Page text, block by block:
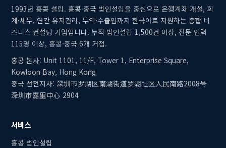
1993년 홍콩 설립. 홍콩·중국 법인설립을 중심으로 은행계좌 개설, 회
계·세무, 연간 유지관리, 무역·수출입까지 한국어로 지원하는 종합 비
즈니스 컨설팅 기업입니다. 누적 법인설립 1,500건 이상, 전문 인력
115명 이상, 홍콩·중국 6개 거점.
홍콩 본사: Unit 1101, 11/F, Tower 1, Enterprise Square,
Kowloon Bay, Hong Kong
중국 선전지사: 深圳市罗湖区南湖街道罗湖社区人民南路2008号
深圳市嘉里中心 2904
서비스
홍콩 법인설립